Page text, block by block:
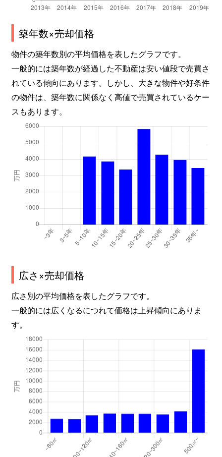
築年数×売却価格
物件の築年数別の平均価格を表したグラフです。
一般的には築年数が経過した不動産は安い値段で売買さ
れている傾向にあります。しかし、大きな物件や好条件
の物件は、築年数に関係なく高値で売買されているケー
スもあります。
広さ×売却価格
広さ別の平均価格を表したグラフです。
一般的には広くなるにつれて価格は上昇傾向にありま
す。